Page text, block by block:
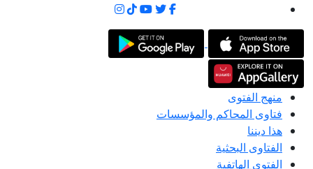
منهج الفتوى
فتاوى المحاكم والمؤسسات
هذا ديننا
الفتاوى البحثية
الفتوى الهاتفية